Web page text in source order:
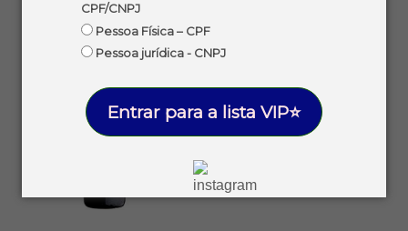
CPF/CNPJ
Pessoa Física – CPF
Pessoa jurídica - CNPJ
Entrar para a lista VIP⭐